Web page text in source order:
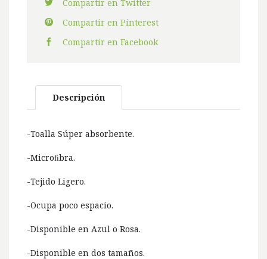
Compartir en Twitter
Compartir en Pinterest
Compartir en Facebook
Descripción
-Toalla Súper absorbente.
-Microﬁbra.
-Tejido Ligero.
-Ocupa poco espacio.
-Disponible en Azul o Rosa.
-Disponible en dos tamaños.